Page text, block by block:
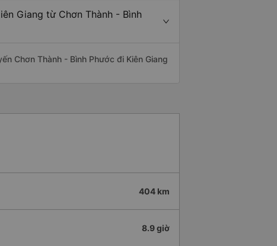
Giang từ Chơn Thành - Bình
Chơn Thành - Bình Phước đi Kiên Giang
404 km
8.9 giờ